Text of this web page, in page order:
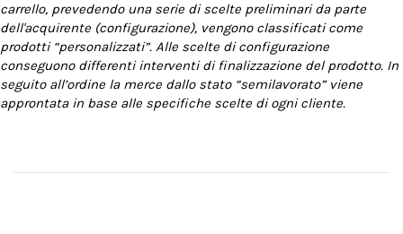
carrello, prevedendo una serie di scelte preliminari da parte
dell'acquirente (configurazione), vengono classificati come
prodotti “personalizzati”. Alle scelte di configurazione
conseguono differenti interventi di finalizzazione del prodotto. In
seguito all’ordine la merce dallo stato “semilavorato” viene
approntata in base alle specifiche scelte di ogni cliente.